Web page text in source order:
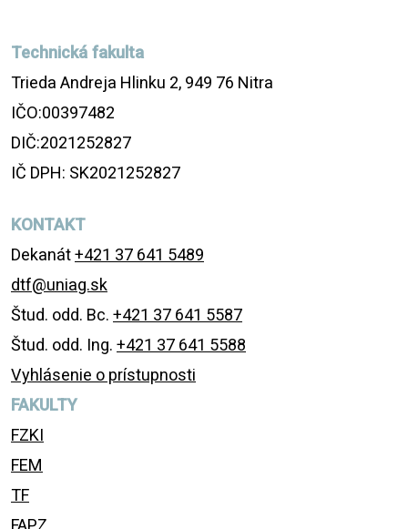
Technická fakulta
Trieda Andreja Hlinku 2, 949 76 Nitra
IČO:00397482
DIČ:2021252827
IČ DPH: SK2021252827
KONTAKT
Dekanát+421 37 641 5489
dtf@uniag.sk
Štud. odd. Bc. +421 37 641 5587
Štud. odd. Ing. +421 37 641 5588
Vyhlásenie o prístupnosti
FAKULTY
FZKI
FEM
TF
FAPZ